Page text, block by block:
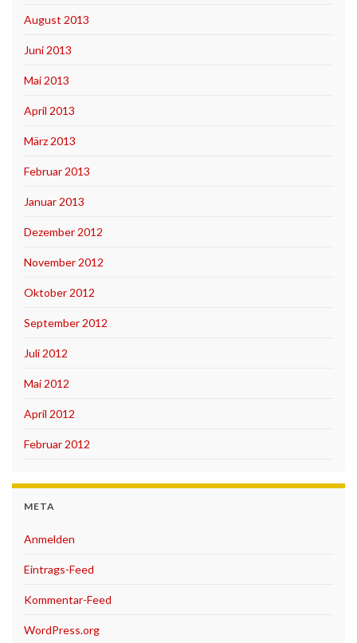
August 2013
Juni 2013
Mai 2013
April 2013
März 2013
Februar 2013
Januar 2013
Dezember 2012
November 2012
Oktober 2012
September 2012
Juli 2012
Mai 2012
April 2012
Februar 2012
META
Anmelden
Eintrags-Feed
Kommentar-Feed
WordPress.org